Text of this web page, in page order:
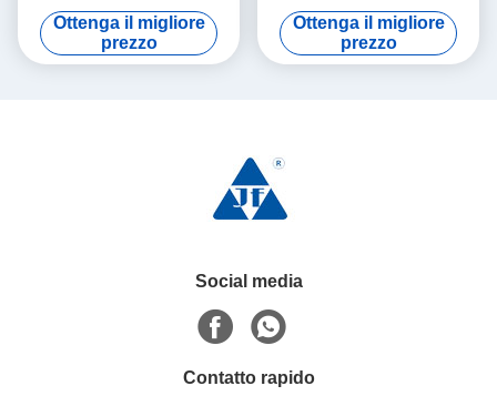
Ottenga il migliore
prezzo
del magnesio
Ottenga il migliore
prezzo
Social media
Contatto rapido